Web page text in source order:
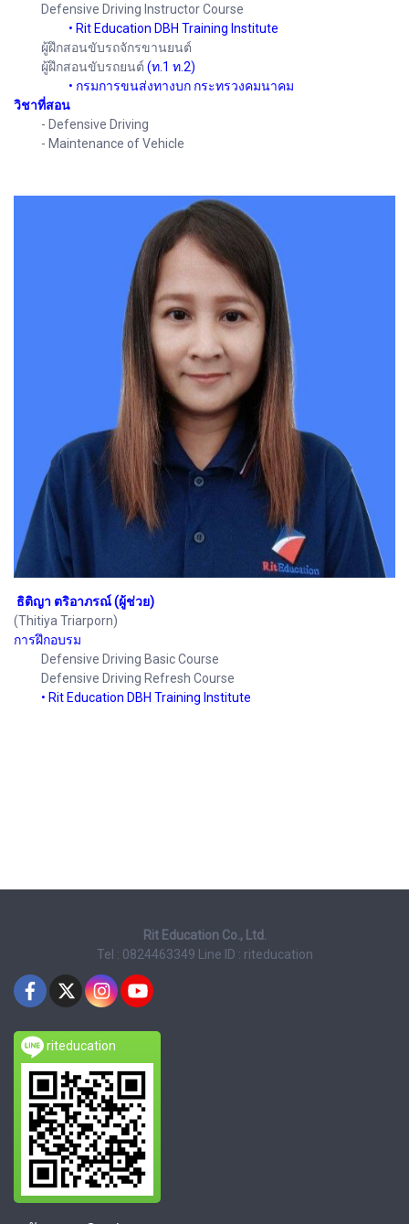
Defensive Driving Instructor Course
• Rit Education DBH Training Institute
ผู้ฝึกสอนขับรถจักรขานยนต์
ผู้ฝึกสอนขับรถยนต์ (ท.1 ท.2)
• กรมการขนส่งทางบก กระทรวงคมนาคม
วิชาที่สอน
- Defensive Driving
- Maintenance of Vehicle
ธิติญา ตริอาภรณ์ (ผู้ช่วย)
(Thitiya Triarporn)
การฝึกอบรม
Defensive Driving Basic Course
Defensive Driving Refresh Course
• Rit Education DBH Training Institute
Rit Education Co., Ltd.
Tel : 0824463349
Line ID : riteducation
riteducation